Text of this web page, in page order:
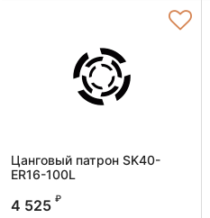
Цанговый патрон SK40-
ER16-100L
SK40-ER16-100L
4 525 ₽